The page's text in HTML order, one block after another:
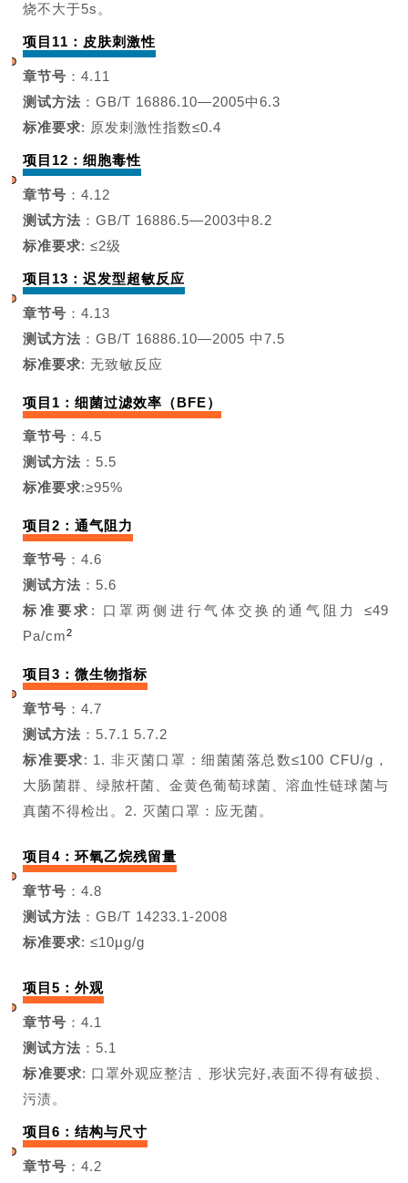
烧不大于5s。
项目11：皮肤刺激性
章节号 ：4.11
测试方法 ：GB/T 16886.10—2005中6.3
标准要求: 原发刺激性指数≤0.4
项目12：细胞毒性
章节号 ：4.12
测试方法 ：GB/T 16886.5—2003中8.2
标准要求: ≤2级
项目13：迟发型超敏反应
章节号 ：4.13
测试方法 ：GB/T 16886.10—2005 中7.5
标准要求: 无致敏反应
项目1：细菌过滤效率（BFE）
章节号 ：4.5
测试方法 ：5.5
标准要求:≥95%
项目2：通气阻力
章节号 ：4.6
测试方法 ：5.6
标准要求 : 口罩两侧进行气体 交换的通气阻力
≤49
Pa/cm2
项目3：微生物指标
章节号 ：4.7
测试方法 ： 5.7.1 5.7.2
标准要求: 1. 非灭菌口罩：细菌菌落总数≤100 CFU/g，
大肠菌群、绿脓杆菌、金黄色葡萄球菌、溶血性链球菌与
真菌不得检出。 2. 灭菌口罩： 应无菌。
项目4：环氧乙烷残留量
章节号 ：4.8
测试方法 ：GB/T 14233.1-2008
标准要求:≤10μg/g
项目5：外观
章节号 ：4.1
测试方法 ：5.1
标准要求: 口罩外观应整洁﹑形状完好,表面不得有破损、
污渍。
项目6：结构与尺寸
章节号 ：4.2